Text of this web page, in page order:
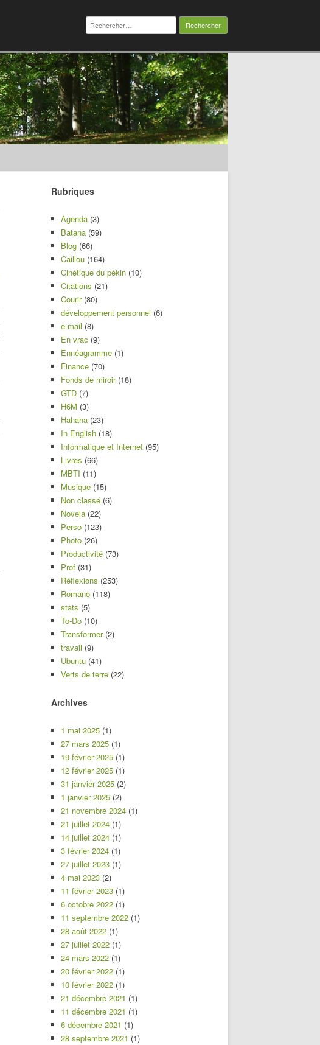
Rechercher :
Rubriques
Agenda (3)
Batana (59)
Blog (66)
Caillou (164)
Cinétique du pékin (10)
Citations (21)
Courir(80)
développement personnel (6)
e-mail (8)
En vrac (9)
Ennéagramme (1)
Finance (70)
Fonds de miroir(18)
GTD (7)
H6M (3)
Hahaha (23)
In English (18)
Informatique et Internet (95)
Livres (66)
MBTI (11)
Musique (15)
Non classé (6)
Novela (22)
Perso (123)
Photo (26)
Productivité (73)
Prof (31)
Réflexions (253)
Romano (118)
stats (5)
To-Do (10)
Transformer(2)
travail (9)
Ubuntu (41)
Verts de terre (22)
Archives
1 mai 2025 (1)
27 mars 2025 (1)
19 février 2025 (1)
12 février 2025 (1)
31 janvier 2025 (2)
1 janvier 2025 (2)
21 novembre 2024 (1)
21 juillet 2024 (1)
14 juillet 2024 (1)
3 février 2024 (1)
27 juillet 2023 (1)
4 mai 2023 (2)
11 février 2023 (1)
6 octobre 2022 (1)
11 septembre 2022 (1)
28 août 2022 (1)
27 juillet 2022 (1)
24 mars 2022 (1)
20 février 2022 (1)
10 février 2022 (1)
21 décembre 2021 (1)
11 décembre 2021 (1)
6 décembre 2021 (1)
28 septembre 2021 (1)